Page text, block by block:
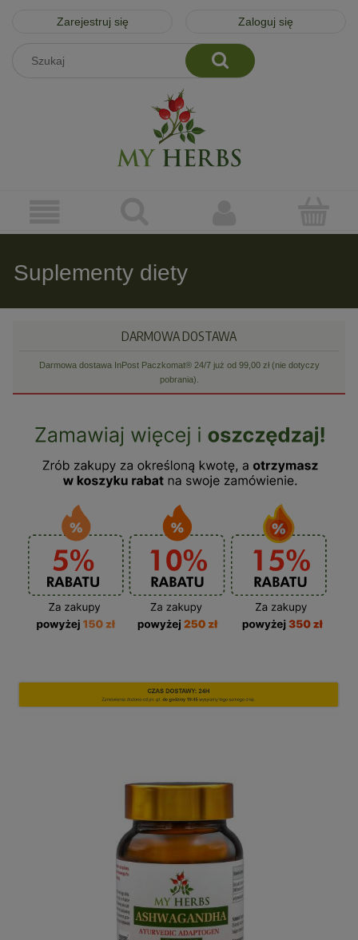
Zarejestruj się Zaloguj się
Suplementy diety
DARMOWA DOSTAWA
Darmowa dostawa InPost Paczkomat® 24/7 już od 99,00 zł (nie dotyczy
pobrania).